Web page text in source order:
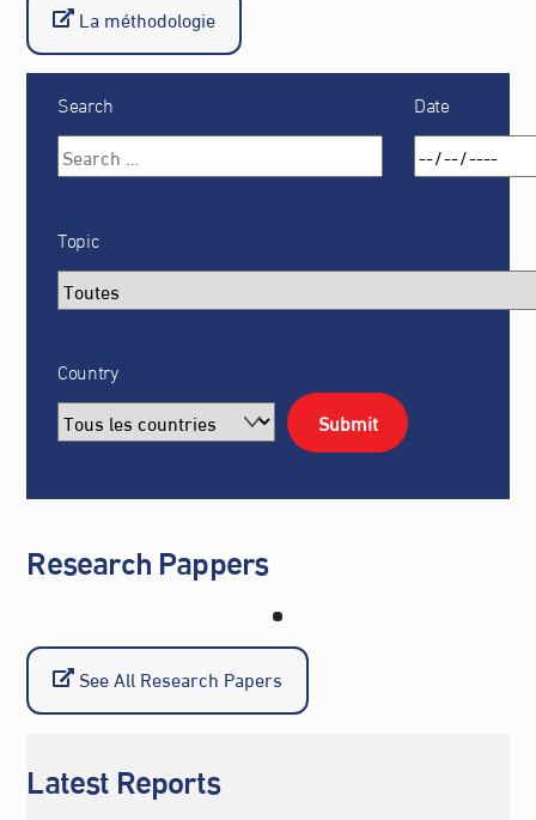
La méthodologie
Search Date
Topic
Country
Research Pappers
See All Research Papers
Latest Reports